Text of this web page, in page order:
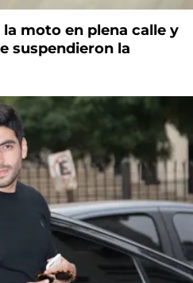
moto en plena calle y
suspendieron la